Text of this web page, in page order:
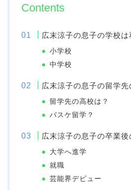
Contents
広末涼子の息子の学校は
小学校
中学校
広末涼子の息子の留学先
留学先の高校は？
バスケ留学？
広末涼子の息子の卒業後
大学へ進学
就職
芸能界デビュー